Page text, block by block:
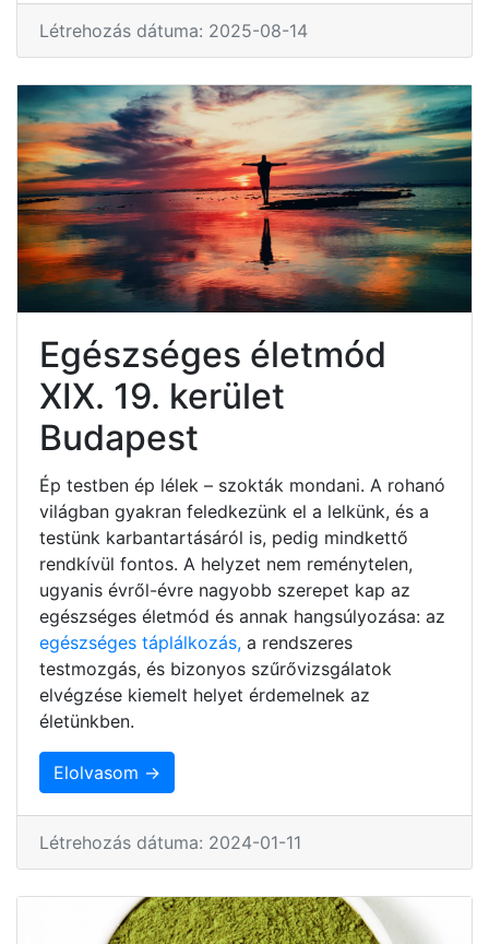
Létrehozás dátuma: 2025-08-14
Egészséges életmód
XIX. 19. kerület
Budapest
Ép testben ép lélek – szokták mondani. A rohanó
világban gyakran feledkezünk el a lelkünk, és a
testünk karbantartásáról is, pedig mindkettő
rendkívül fontos. A helyzet nem reménytelen,
ugyanis évről-évre nagyobb szerepet kap az
egészséges életmód és annak hangsúlyozása: az
egészséges táplálkozás, a rendszeres
testmozgás, és bizonyos szűrővizsgálatok
elvégzése kiemelt helyet érdemelnek az
életünkben.
Elolvasom →
Létrehozás dátuma: 2024-01-11